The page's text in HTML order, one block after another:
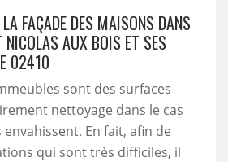
FAÇADE DES MAISONS DANS
AUX BOIS ET SES
02410
sont des surfaces
nettoyage dans le cas
En fait, afin de
qui sont très difficiles, il